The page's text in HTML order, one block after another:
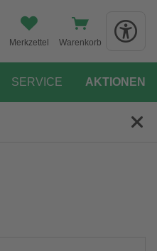
Merkzettel Warenkorb
SERVICE AKTIONEN